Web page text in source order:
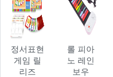
정서표현
게임 릴
리즈
롤 피아
노 레인
보우